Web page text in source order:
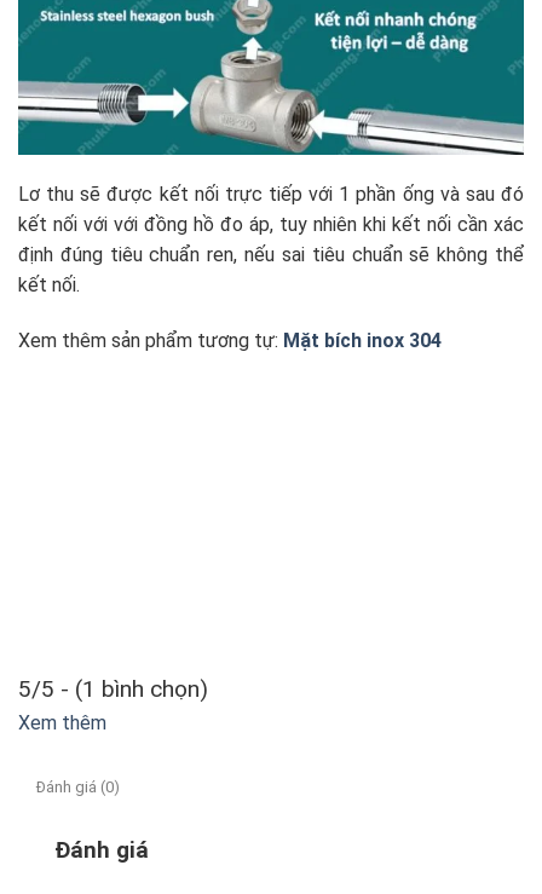
Lơ thu sẽ được kết nối trực tiếp với 1 phần ống và sau đó
kết nối với với đồng hồ đo áp, tuy nhiên khi kết nối cần xác
định đúng tiêu chuẩn ren, nếu sai tiêu chuẩn sẽ không thể
kết nối.
Xem thêm sản phẩm tương tự: Mặt bích inox 304
5/5 - (1 bình chọn)
Xem thêm
Đánh giá (0)
Đánh giá